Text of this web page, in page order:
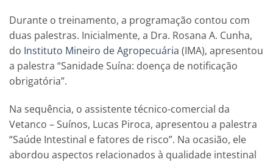
Durante o treinamento, a programação contou com
duas palestras. Inicialmente, a Dra. Rosana A. Cunha,
do Instituto Mineiro de Agropecuária (IMA), apresentou
a palestra “Sanidade Suína: doença de notificação
obrigatória”.
Na sequência, o assistente técnico-comercial da
Vetanco – Suínos, Lucas Piroca, apresentou a palestra
“Saúde Intestinal e fatores de risco”. Na ocasião, ele
abordou aspectos relacionados à qualidade intestinal